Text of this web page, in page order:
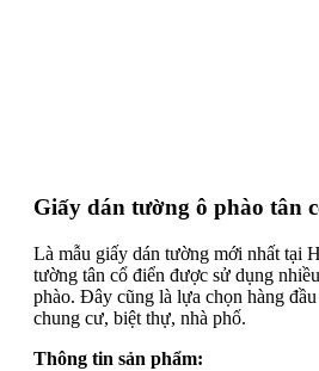
Giấy dán tường ô phào tân
Là mẫu giấy dán tường mới nhất tại
tường tân cổ điển được sử dụng
phào. Đây cũng là lựa chọn hàng
chung cư, biệt thự, nhà phố.
Thông tin sản phẩm: